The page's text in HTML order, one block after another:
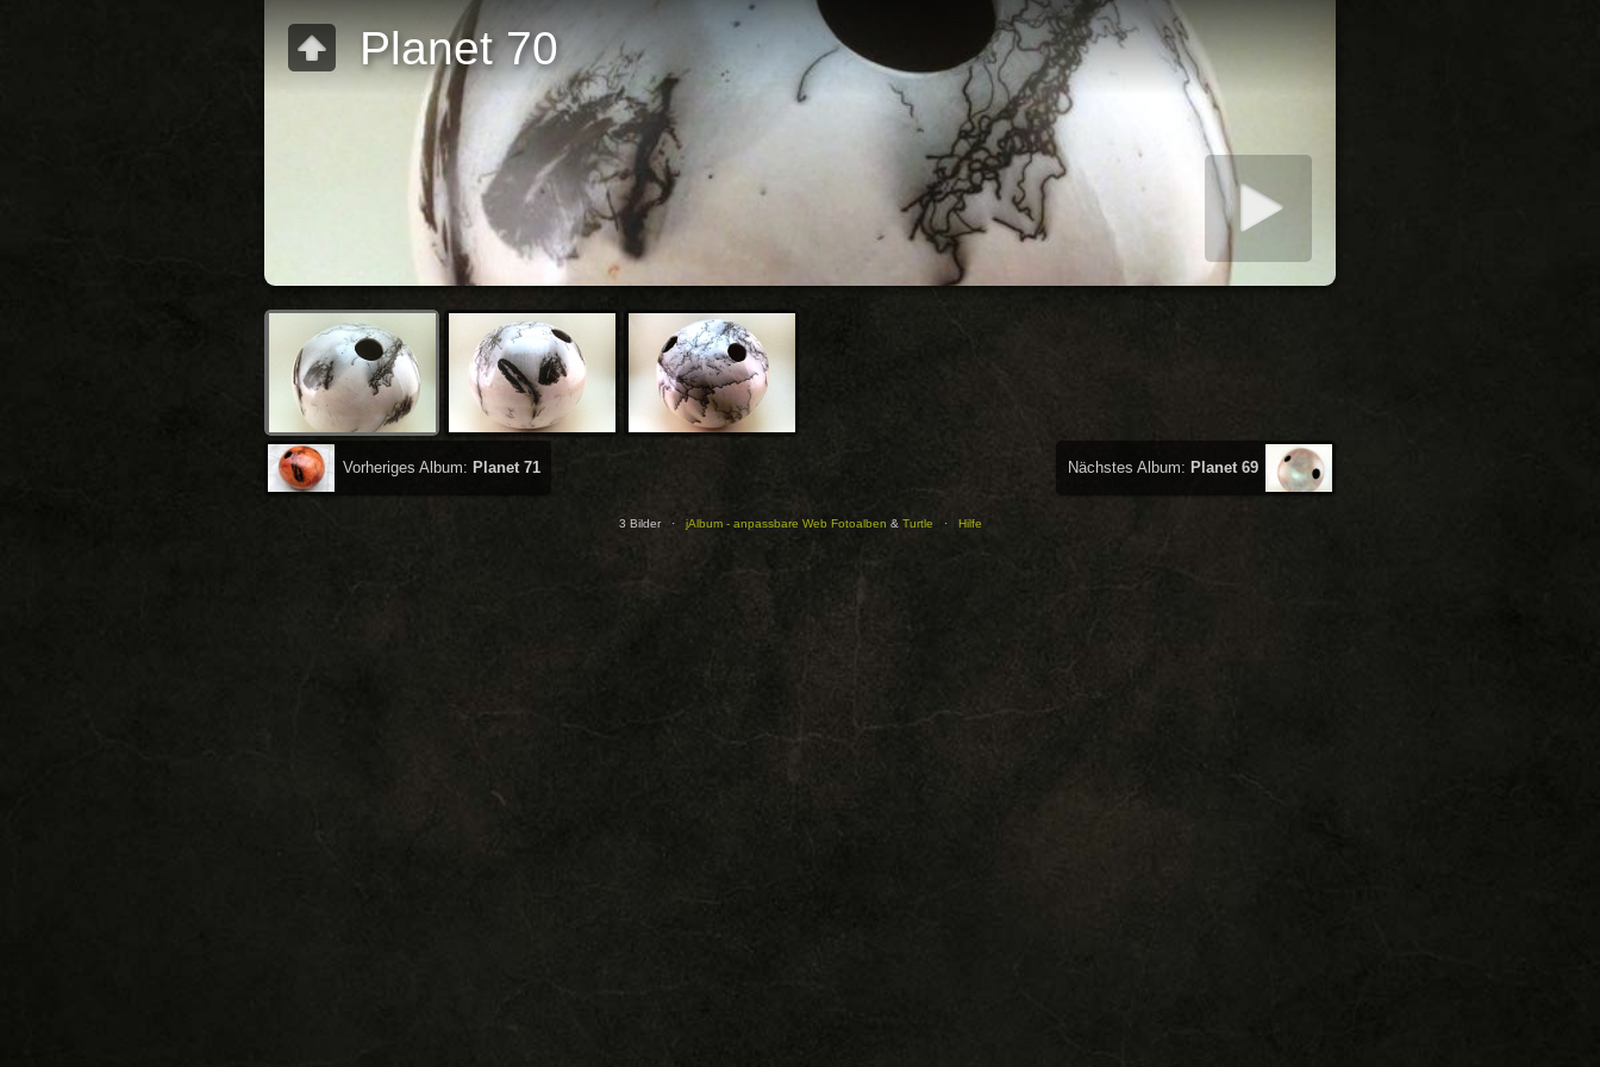
Planet 70
Diashow starten
Nächstes Album: Planet 69
Vorheriges Album: Planet 71
3 Bilder · jAlbum - anpassbare Web Fotoalben & Turtle · Hilfe